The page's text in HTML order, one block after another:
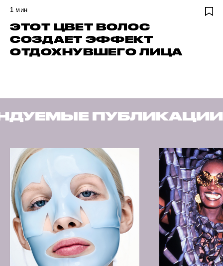
1 мин
ЭТОТ ЦВЕТ ВОЛОС
СОЗДАЕТ ЭФФЕКТ
ОТДОХНУВШЕГО ЛИЦА